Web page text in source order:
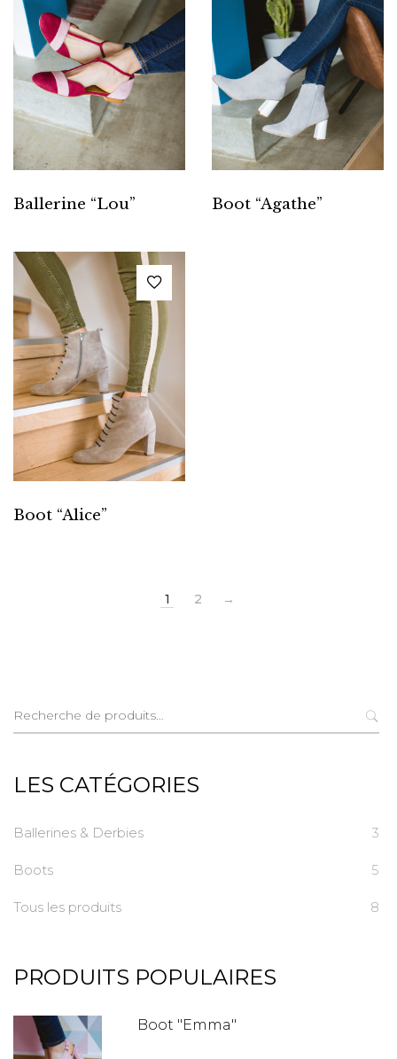
Ballerine “Lou” Boot “Agathe”
Boot “Alice”
1 2 →
Recherche
LES CATÉGORIES
Ballerines & Derbies 3
Boots 5
Tous les produits 8
PRODUITS POPULAIRES
Boot "Emma"